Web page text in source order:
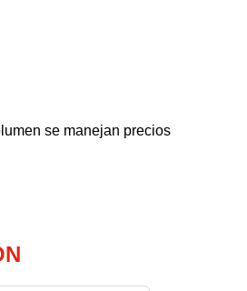
se manejan precios